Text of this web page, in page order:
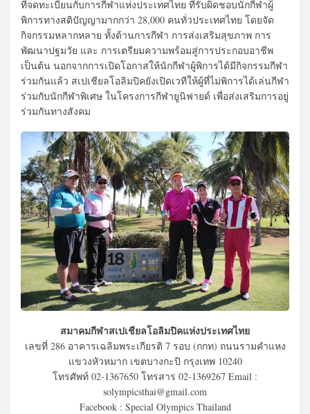
ที่จดทะเบียนกับการกีฬาแห่งประเทศไทย ที่รับผิดชอบนักกีฬาผู้
พิการทางสติปัญญามากกว่า 28,000 คนทั่วประเทศไทย โดยจัด
กิจกรรมหลากหลาย ทั้งด้านการกีฬา การส่งเสริมสุขภาพ การ
พัฒนาปฐมวัย และ การเตรียมความพร้อมสู่การประกอบอาชีพ
เป็นต้น นอกจากการเปิดโอกาสให้นักกีฬาผู้พิการได้มีกิจกรรมกีฬา
ร่วมกันแล้ว สเปเชียลโอลิมปิคยังเปิดเวทีให้ผู้ที่ไม่พิการได้เล่นกีฬา
ร่วมกับนักกีฬาพิเศษ ในโครงการกีฬายูนิฟายด์ เพื่อส่งเสริมการอยู่
ร่วมกันทางสังคม
สมาคมกีฬาสเปเชียลโอลิมปิคแห่งประเทศไทย
เลขที่ 286 อาคารเฉลิมพระเกียรติ 7 รอบ (กกท) ถนนรามคำแหง
แขวงหัวหมาก เขตบางกะปิ กรุงเทพ 10240
โทรศัพท์ 02-1367650 โทรสาร 02-1369267 Email :
solympicsthai@gmail.com
Facebook : Special Olympics Thailand